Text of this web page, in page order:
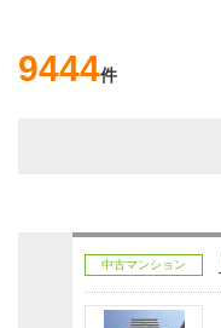
9444件
中古マンション